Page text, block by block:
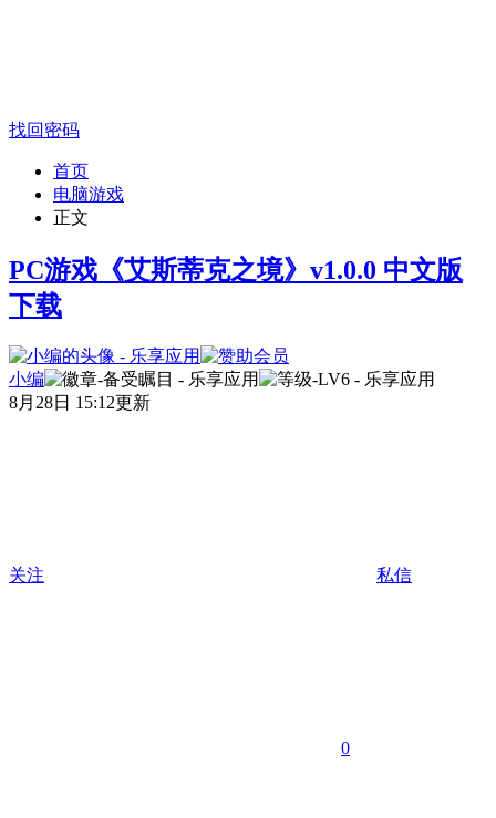
找回密码
首页
电脑游戏
正文
PC游戏《艾斯蒂克之境》v1.0.0 中文版
下载
小编
8月28日 15:12更新
关注 私信
0